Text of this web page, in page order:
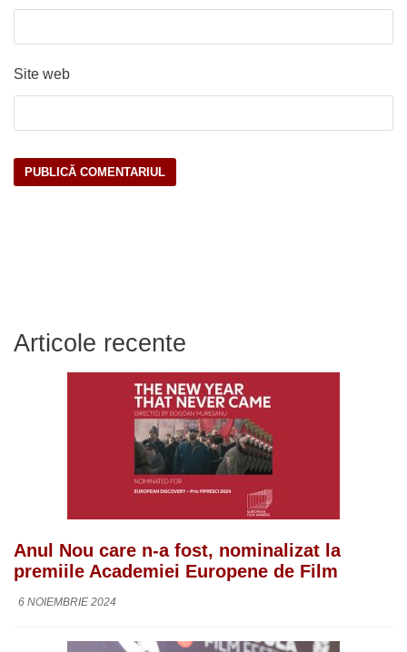
Site web
Articole recente
Anul Nou care n-a fost, nominalizat la
premiile Academiei Europene de Film
6 NOIEMBRIE 2024